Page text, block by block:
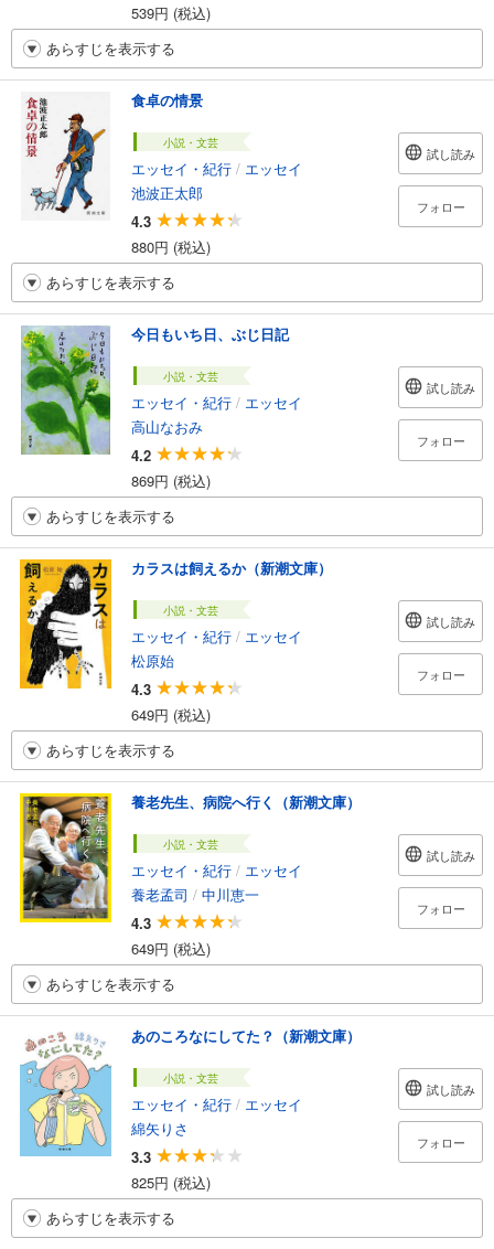
539円 (税込)
あらすじを表示する
食卓の情景
小説・文芸
エッセイ・紀行 / エッセイ
池波正太郎
4.3
880円 (税込)
試し読み
フォロー
あらすじを表示する
今日もいち日、ぶじ日記
小説・文芸
エッセイ・紀行 / エッセイ
高山なおみ
4.2
869円 (税込)
試し読み
フォロー
あらすじを表示する
カラスは飼えるか（新潮文庫）
小説・文芸
エッセイ・紀行 / エッセイ
松原始
4.3
649円 (税込)
試し読み
フォロー
あらすじを表示する
養老先生、病院へ行く（新潮文庫）
小説・文芸
エッセイ・紀行 / エッセイ
養老孟司 / 中川恵一
4.3
649円 (税込)
試し読み
フォロー
あらすじを表示する
あのころなにしてた？（新潮文庫）
小説・文芸
エッセイ・紀行 / エッセイ
綿矢りさ
3.3
825円 (税込)
試し読み
フォロー
あらすじを表示する